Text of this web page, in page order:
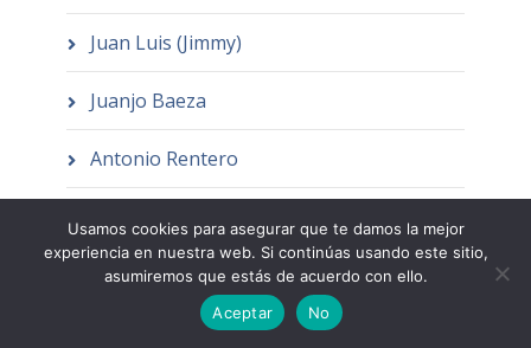
Juan Luis (Jimmy)
Juanjo Baeza
Antonio Rentero
José Muñoz Clares
Usamos cookies para asegurar que te damos la mejor
experiencia en nuestra web. Si continúas usando este sitio,
asumiremos que estás de acuerdo con ello.
Aceptar
No